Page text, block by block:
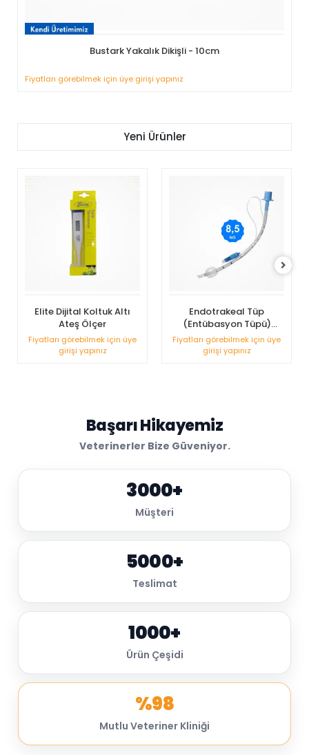
Bustark Yakalık Dikişli - 10cm
Fiyatları görebilmek için üye girişi yapınız
Yeni Ürünler
Elite Dijital Koltuk Altı
Ateş Ölçer
Fiyatları görebilmek için üye
girişi yapınız
Endotrakeal Tüp
(Entübasyon Tüpü)
Spiralli Balonlu No: 8,5
Fiyatları görebilmek için üye
girişi yapınız
Başarı Hikayemiz
Veterinerler Bize Güveniyor.
3000+
Müşteri
5000+
Teslimat
1000+
Ürün Çeşidi
%98
Mutlu Veteriner Kliniği